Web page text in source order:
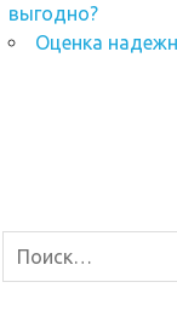
выгодно?
Оценка